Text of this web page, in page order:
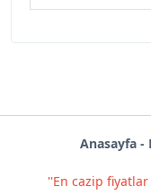
Anasayfa -
''En cazip